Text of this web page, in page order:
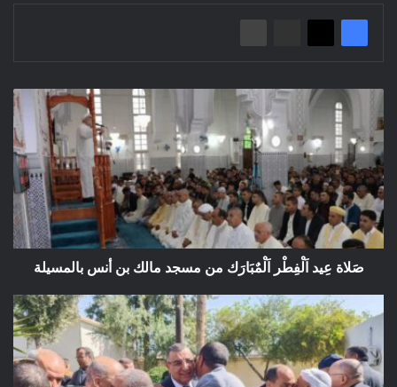
عِيد
اَلْفِطْر
اَلْمٌبَارَك
من
مسجد
مالك
بن
أنس
بالمسيلة
صَلاة عِيد اَلْفِطْر اَلْمٌبَارَك من مسجد مالك بن أنس بالمسيلة
وتغافر
بمناسبة
الاحتفال
بعيد